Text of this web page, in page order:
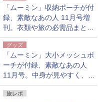
「ムーミン」収納ポーチが付
録、素敵なあの人 11月号増
刊。衣類や旅の必需品まとま
る大小2個セット
グッズ
「ムーミン」大小メッシュポ
ーチが付録、素敵なあの人
11月号。中身が見やすく、温
泉スパにも使える
旅レポ